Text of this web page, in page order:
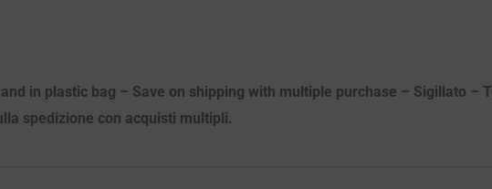
in plastic bag – Save on shipping with multiple purchase – Sigillato –
spedizione con acquisti multipli.